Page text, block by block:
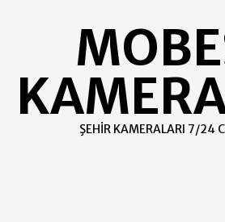
ŞEHIR KAMERALARI 7/24